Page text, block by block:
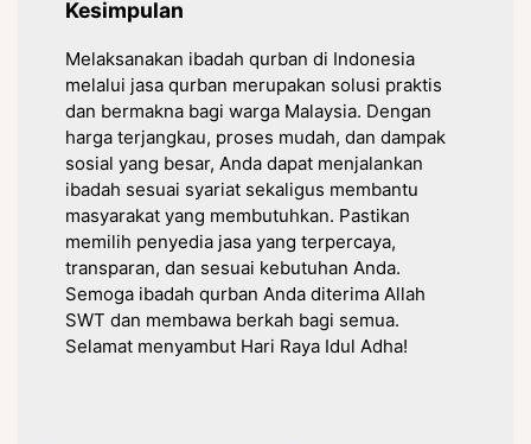
Kesimpulan
Melaksanakan ibadah qurban di Indonesia
melalui jasa qurban merupakan solusi praktis
dan bermakna bagi warga Malaysia. Dengan
harga terjangkau, proses mudah, dan dampak
sosial yang besar, Anda dapat menjalankan
ibadah sesuai syariat sekaligus membantu
masyarakat yang membutuhkan. Pastikan
memilih penyedia jasa yang terpercaya,
transparan, dan sesuai kebutuhan Anda.
Semoga ibadah qurban Anda diterima Allah
SWT dan membawa berkah bagi semua.
Selamat menyambut Hari Raya Idul Adha!